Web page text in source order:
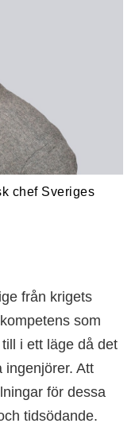
chef Sveriges
från krigets
som
i ett läge då det
ingenjörer. Att
för dessa
tidsödande.